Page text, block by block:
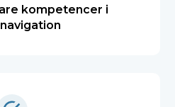
kompetencer i